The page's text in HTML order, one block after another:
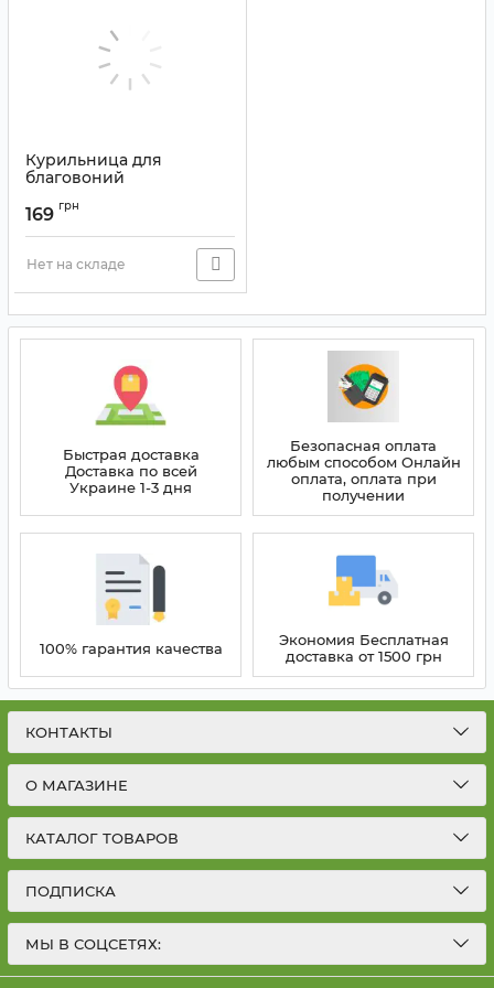
Курильница для
благовоний
керамическая
169 грн
Нет на складе
Быстрая доставка
Доставка по всей
Украине 1-3 дня
Безопасная оплата
любым способом Онлайн
оплата, оплата при
получении
100% гарантия качества
Экономия Бесплатная
доставка от 1500 грн
КОНТАКТЫ
О МАГАЗИНЕ
КАТАЛОГ ТОВАРОВ
ПОДПИСКА
МЫ В СОЦСЕТЯХ: